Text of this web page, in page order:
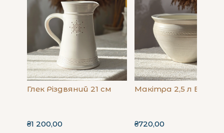
Глек Різдвяний 21 см
₴1 200,00
Макітра 2,5 л
₴720,00